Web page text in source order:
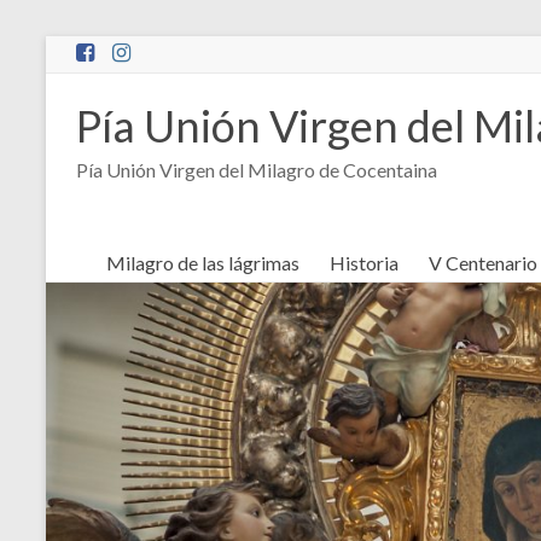
Saltar
Pía Unión Virgen del
Pía Unión Virgen del Milagro de Cocentaina
Milagro de las lágrimas Historia V Centenario